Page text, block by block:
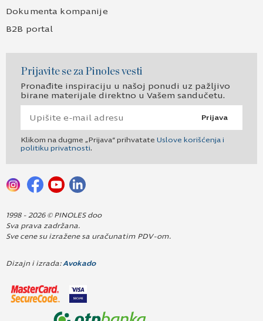
Dokumenta kompanije
B2B portal
Prijavite se za Pinoles vesti
Pronađite inspiraciju u našoj ponudi uz pažljivo
birane materijale direktno u Vašem sandučetu.
Prijava
Klikom na dugme „Prijava“ prihvatate Uslove korišćenja i
politiku privatnosti.
1998 - 2026 © PINOLES doo
Sva prava zadržana.
Sve cene su izražene sa uračunatim PDV-om.
Dizajn i izrada:Avokado